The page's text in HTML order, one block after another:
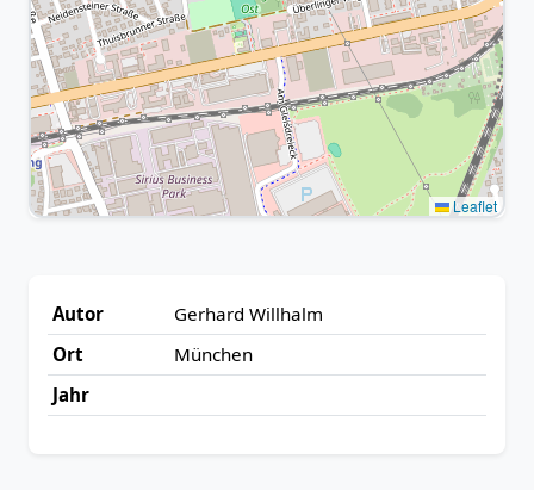
Leaflet
Autor
Gerhard Willhalm
Ort
München
Jahr